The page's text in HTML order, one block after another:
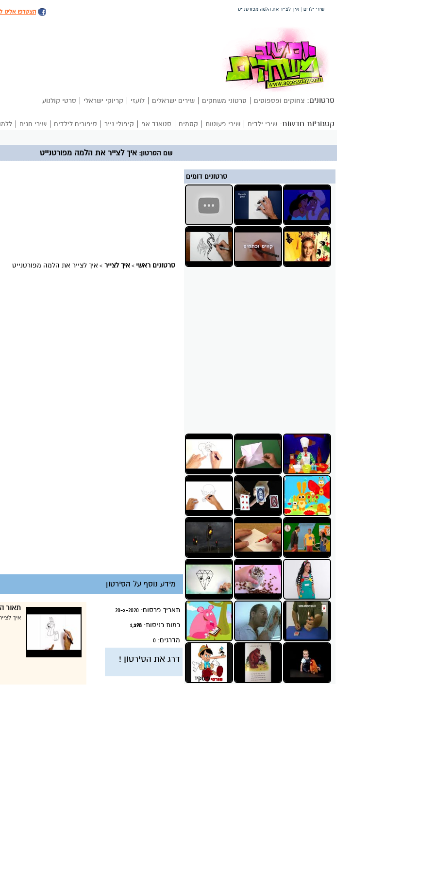
שירי ילדים | איך לצייר את הלמה מפורטנייט הצטרפו אלינו
סרטונים: צחוקים ופספוסים סרטוני משחקים שירים ישראלים לועזי קריוקי ישראלי סרטי קולנוע
קטגוריות חדשות: שירי ילדים שירי פעוטות קסמים סטאנד אפ קיפולי נייר סיפורים לילדים שירי חגים
שם הסרטון: איך לצייר את הלמה מפורטנייט
סרטונים ראשי > איך לצייר > איך לצייר את הלמה מפורטנייט
מידע נוסף על הסירטון
תאריך פרסום: 20-3-2020
כמות כניסות: 1,398
מדרגים: 0
דרג את הסירטון !
תאור
איך
סרטונים דומים